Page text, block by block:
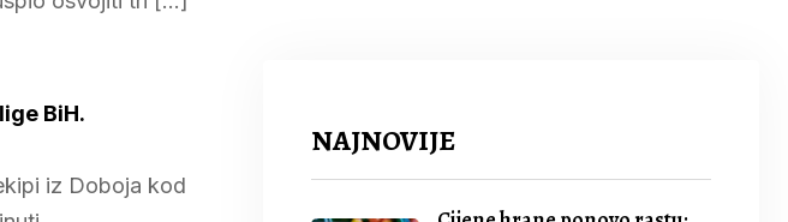
BiH.
iz Doboja kod
NAJNOVIJE